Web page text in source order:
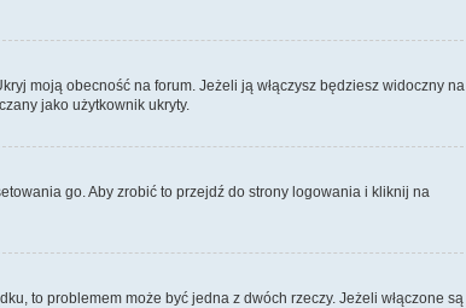
moją obecność na forum. Jeżeli ją włączysz będziesz widoczny na
jako użytkownik ukryty.
go. Aby zrobić to przejdź do strony logowania i kliknij na
to problemem może być jedna z dwóch rzeczy. Jeżeli włączone są